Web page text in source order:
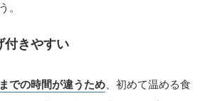
。
付きやすい
での時間が違うため 、初めて温める食